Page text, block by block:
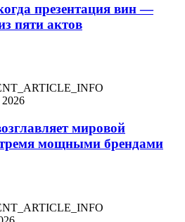
презентация вин —
пяти актов
мировой
мощными брендами